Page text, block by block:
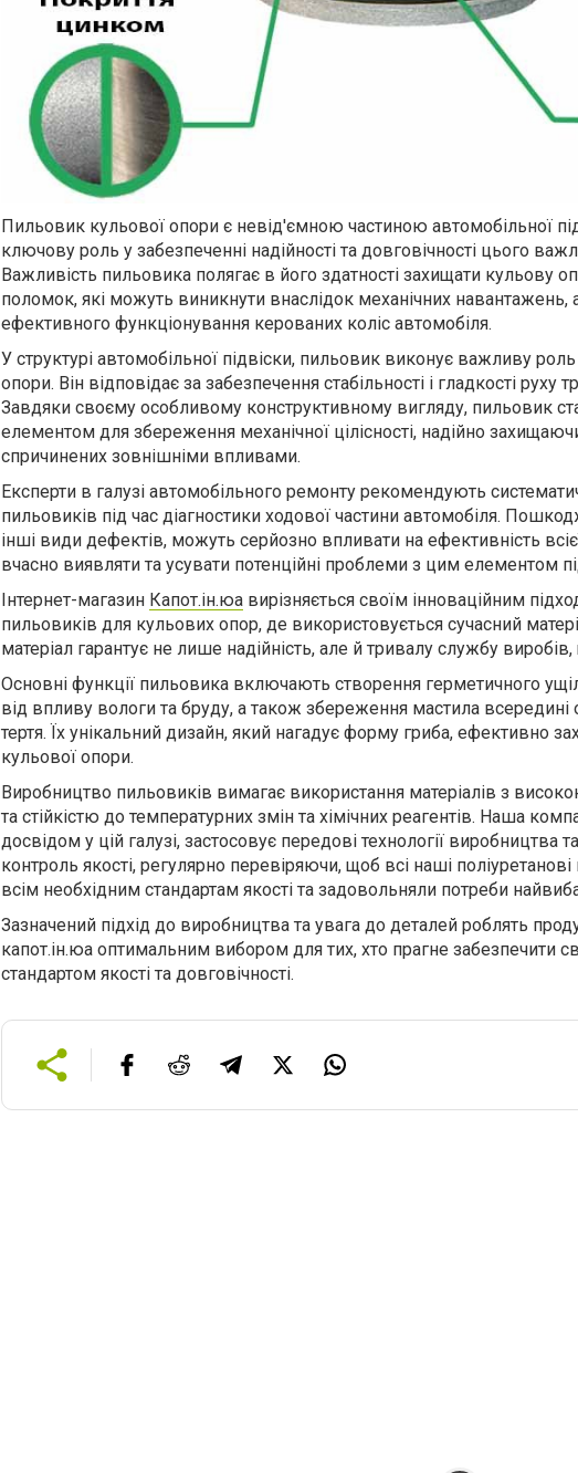
Пильовик кульової опори є невід'ємною частиною автомобільної
ключову роль у забезпеченні надійності та довговічності цього
Важливість пильовика полягає в його здатності захищати кульову
поломок, які можуть виникнути внаслідок механічних навантажень,
ефективного функціонування керованих коліс автомобіля.
У структурі автомобільної підвіски, пильовик виконує важливу
опори. Він відповідає за забезпечення стабільності і гладкості руху
Завдяки своєму особливому конструктивному вигляду, пильовик
елементом для збереження механічної цілісності, надійно
спричинених зовнішніми впливами.
Експерти в галузі автомобільного ремонту рекомендують
пильовиків під час діагностики ходової частини автомобіля.
інші види дефектів, можуть серйозно впливати на ефективність
вчасно виявляти та усувати потенційні проблеми з цим елементом
Інтернет-магазин Капот.ін.юа вирізняється своїм інноваційним
пильовиків для кульових опор, де використовується сучасний
матеріал гарантує не лише надійність, але й тривалу службу
Основні функції пильовика включають створення герметичного
від впливу вологи та бруду, а також збереження мастила всередині
тертя. Їх унікальний дизайн, який нагадує форму гриба, ефективно
кульової опори.
Виробництво пильовиків вимагає використання матеріалів з
та стійкістю до температурних змін та хімічних реагентів. Наша
досвідом у цій галузі, застосовує передові технології виробництва
контроль якості, регулярно перевіряючи, щоб всі наші
всім необхідним стандартам якості та задовольняли потреби
Зазначений підхід до виробництва та увага до деталей роблять
капот.ін.юа оптимальним вибором для тих, хто прагне забезпечити
стандартом якості та довговічності.